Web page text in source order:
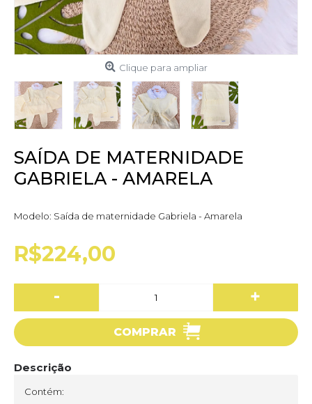
Clique para ampliar
SAÍDA DE MATERNIDADE
GABRIELA - AMARELA
Modelo: Saída de maternidade Gabriela - Amarela
R$224,00
- +
COMPRAR
Descrição
Contém: